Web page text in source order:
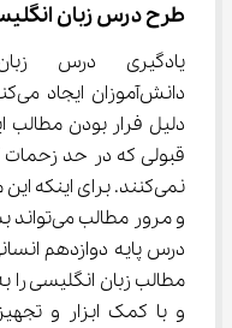
طرح درس زبان
قبولی که در حد زحمات
نمی‌کنند. برای
و مرور
مطالب زبان انگلیسی
و با کمک ابزار و